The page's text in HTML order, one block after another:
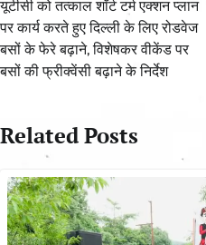
यूटीसी को तत्काल शॉर्ट टर्म एक्शन प्लान
पर कार्य करते हुए दिल्ली के लिए रोडवेज
बसों के फेरे बढ़ाने, विशेषकर वीकेंड पर
बसों की फ्रीक्वेंसी बढ़ाने के निर्देश
Related Posts